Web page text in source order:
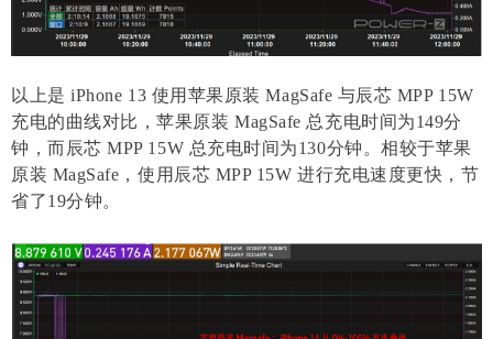
以上是 iPhone 13 使用苹果原装 MagSafe 与辰芯 MPP 15W
充电的曲线对比，苹果原装 MagSafe 总充电时间为149分
钟，而辰芯 MPP 15W 总充电时间为130分钟。相较于苹果
原装 MagSafe，使用辰芯 MPP 15W 进行充电速度更快，节
省了19分钟。